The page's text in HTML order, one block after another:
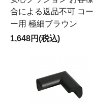
合による返品不可 コ
ー用 極細ブラウン
1,648円(税込)